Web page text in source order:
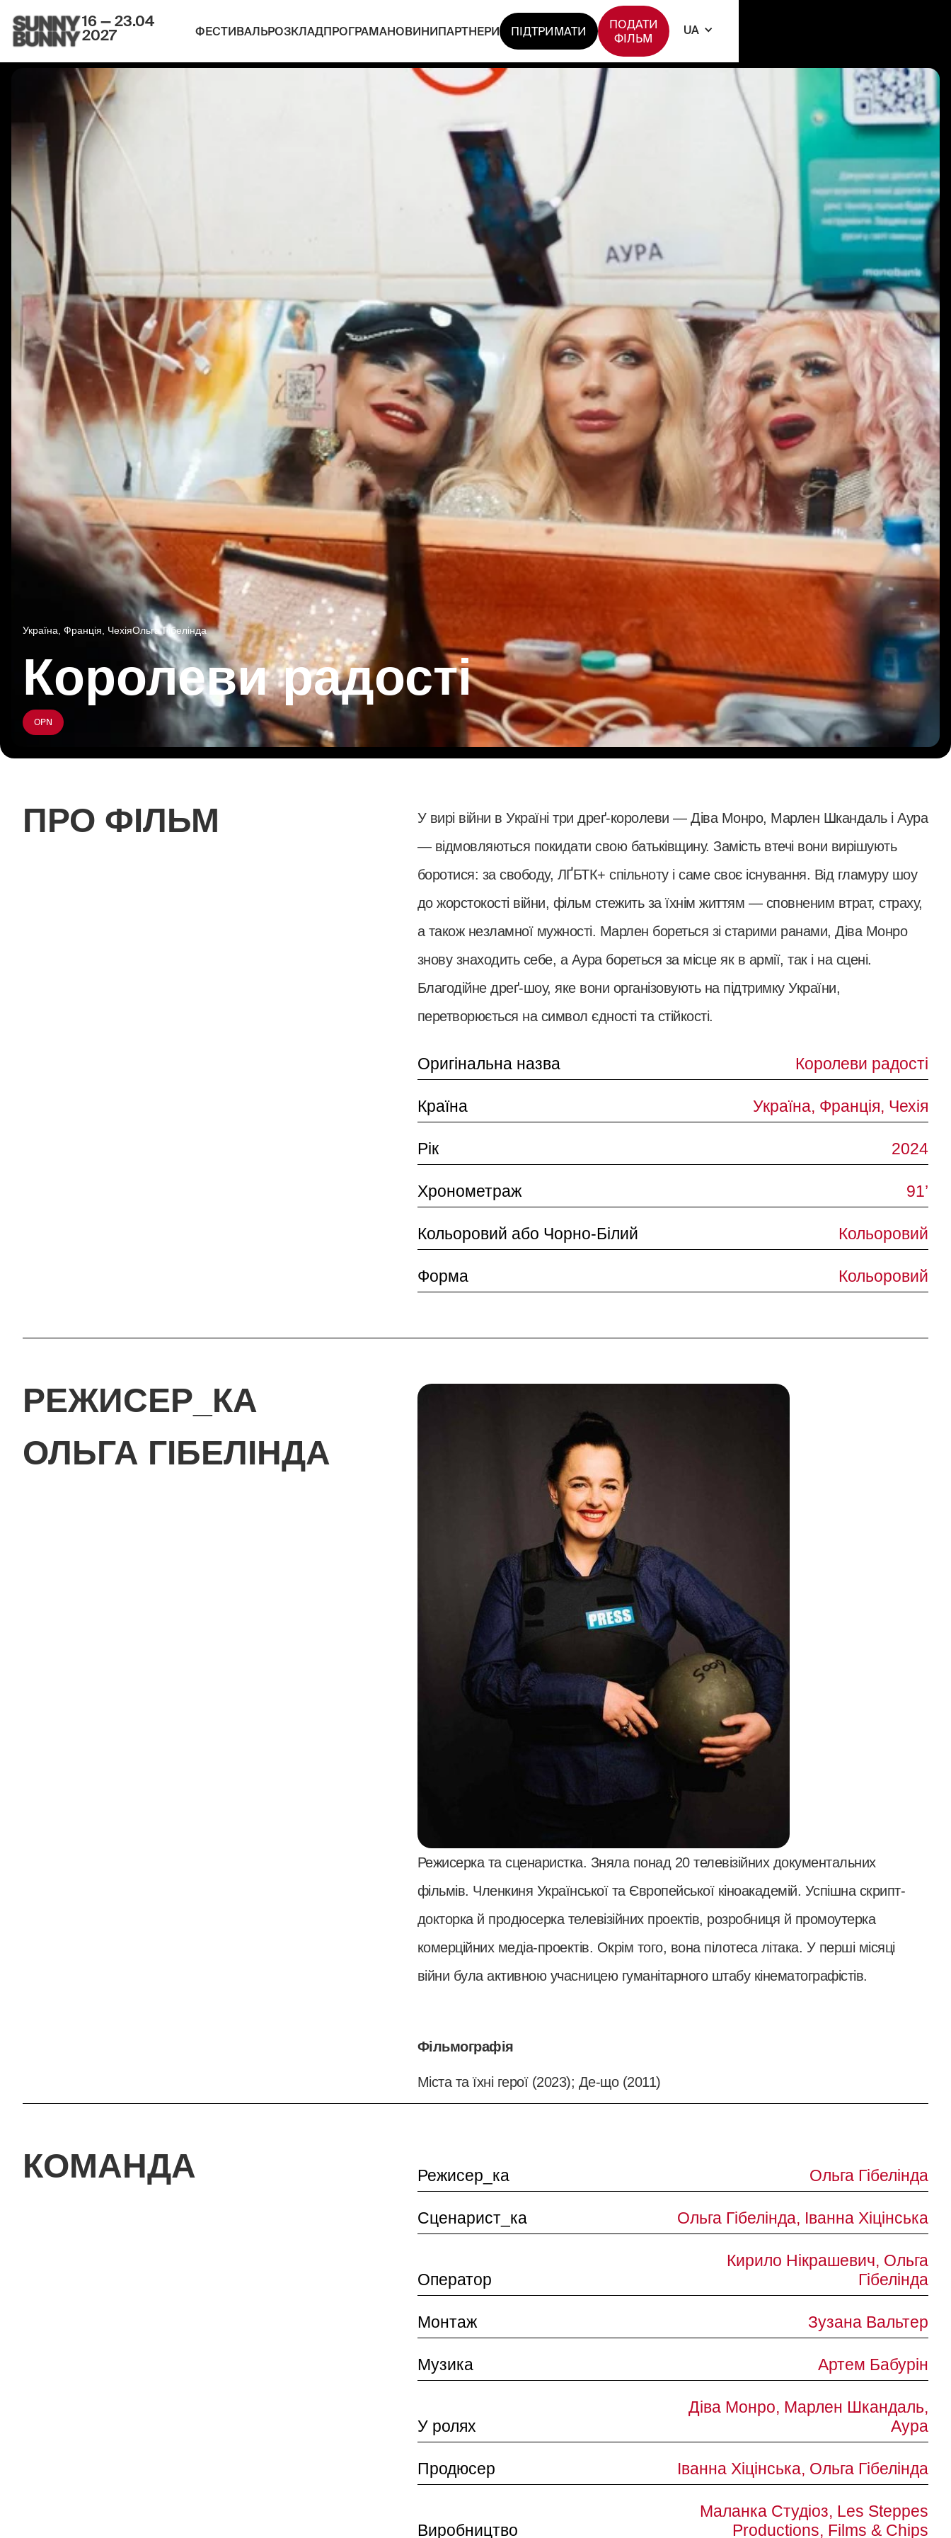
16 — 23.04
2027
ФЕСТИВАЛЬРОЗКЛАДПРОГРАМАНОВИНИПАРТНЕРИ ПІДТРИМАТИ
ПОДАТИ
ФІЛЬМ
UA
Україна, Франція, ЧехіяОльга Гібелінда
Королеви радості
OPN
ПРО ФІЛЬМ
У вирі війни в Україні три дреґ-королеви — Діва Монро, Марлен Шкандаль і Аура
— відмовляються покидати свою батьківщину. Замість втечі вони вирішують
боротися: за свободу, ЛҐБТК+ спільноту і саме своє існування. Від гламуру шоу
до жорстокості війни, фільм стежить за їхнім життям — сповненим втрат, страху,
а також незламної мужності. Марлен бореться зі старими ранами, Діва Монро
знову знаходить себе, а Аура бореться за місце як в армії, так і на сцені.
Благодійне дреґ-шоу, яке вони організовують на підтримку України,
перетворюється на символ єдності та стійкості.
Оригінальна назва Королеви радості
Країна Україна, Франція, Чехія
Рік 2024
Хронометраж 91’
Кольоровий або Чорно-Білий Кольоровий
Форма Кольоровий
РЕЖИСЕР_КА
ОЛЬГА ГІБЕЛІНДА
Режисерка та сценаристка. Зняла понад 20 телевізійних документальних
фільмів. Членкиня Української та Європейської кіноакадемій. Успішна скрипт-
докторка й продюсерка телевізійних проектів, розробниця й промоутерка
комерційних медіа-проектів. Окрім того, вона пілотеса літака. У перші місяці
війни була активною учасницею гуманітарного штабу кінематографістів.
Фільмографія
Міста та їхні герої (2023); Де-що (2011)
КОМАНДА Режисер_ка Ольга Гібелінда
Сценарист_ка Ольга Гібелінда, Іванна Хіцінська
Оператор
Кирило Нікрашевич, Ольга
Гібелінда
Монтаж Зузана Вальтер
Музика Артем Бабурін
У ролях
Діва Монро, Марлен Шкандаль,
Аура
Продюсер Іванна Хіцінська, Ольга Гібелінда
Виробництво
Маланка Студіоз, Les Steppes
Productions, Films & Chips